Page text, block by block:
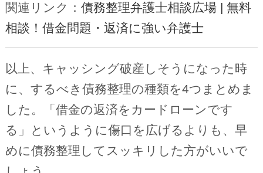
関連リンク： 債務整理弁護士相談広場 | 無料
相談！借金問題・返済に強い弁護士
以上、キャッシング破産しそうになった時
に、するべき債務整理の種類を4つまとめま
した。「借金の返済をカードローンです
る」というように傷口を広げるよりも、早
めに債務整理してスッキリした方がいいで